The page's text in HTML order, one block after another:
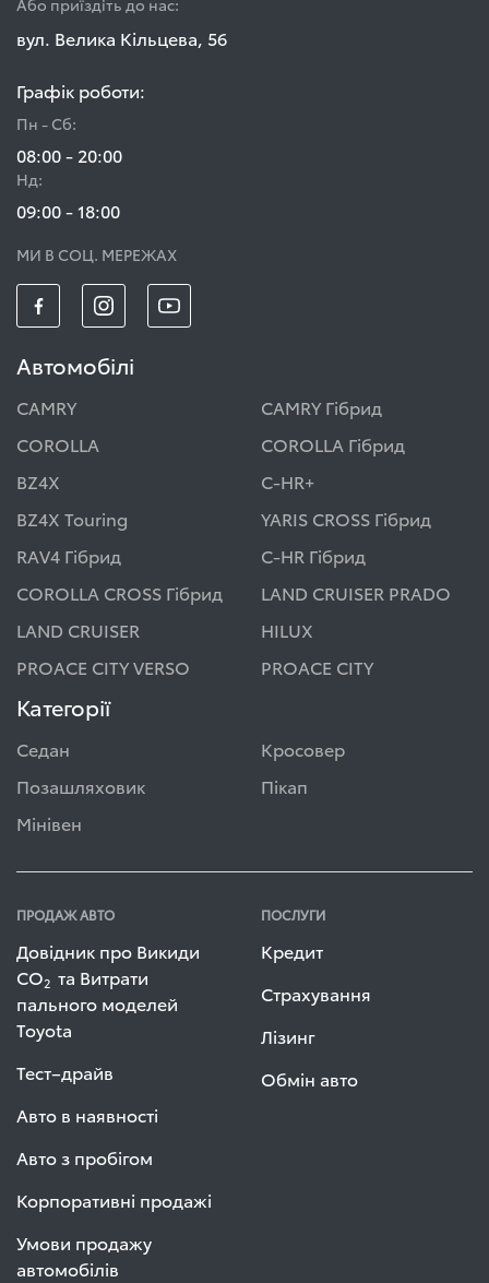
Або приїздіть до нас:
вул. Велика Кільцева, 56
Графік роботи:
Пн - Сб:
08:00 - 20:00
Нд:
09:00 - 18:00
МИ В СОЦ. МЕРЕЖАХ
Автомобілі
CAMRY
CAMRY Гібрид
COROLLA
COROLLA Гібрид
BZ4X
C-HR+
BZ4X Touring
YARIS CROSS Гібрид
RAV4 Гібрид
C-HR Гібрид
COROLLA CROSS Гібрид
LAND CRUISER PRADO
LAND CRUISER
HILUX
PROACE CITY VERSO
PROACE CITY
Категорії
Седан
Кросовер
Позашляховик
Пікап
Мінівен
ПРОДАЖ АВТО
Довідник про Викиди
СО2 та Витрати
пального моделей
Toyota
Тест–драйв
Авто в наявності
Авто з пробігом
Корпоративні продажі
Умови продажу
автомобілів
ПОСЛУГИ
Кредит
Страхування
Лізинг
Обмін авто